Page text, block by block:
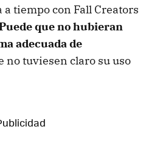
a tiempo con Fall Creators
que no hubieran
adecuada de
no tuviesen claro su uso